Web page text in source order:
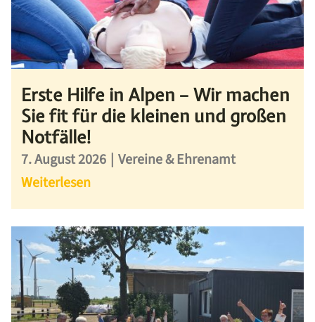
Erste Hilfe in Alpen – Wir machen
Sie fit für die kleinen und großen
Notfälle!
7. August 2026 | Vereine & Ehrenamt
Weiterlesen